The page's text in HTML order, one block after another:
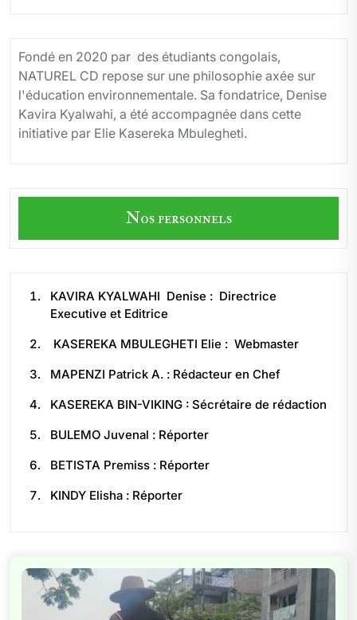
Fondé en 2020 par des étudiants congolais,
NATUREL CD repose sur une philosophie axée sur
l'éducation environnementale. Sa fondatrice, Denise
Kavira Kyalwahi, a été accompagnée dans cette
initiative par Elie Kasereka Mbulegheti.
Nos personnels
KAVIRA KYALWAHI Denise : Directrice
Executive et Editrice
KASEREKA MBULEGHETI Elie : Webmaster
MAPENZI Patrick A. : Rédacteur en Chef
KASEREKA BIN-VIKING : Sécrétaire de rédaction
BULEMO Juvenal : Réporter
BETISTA Premiss : Réporter
KINDY Elisha : Réporter